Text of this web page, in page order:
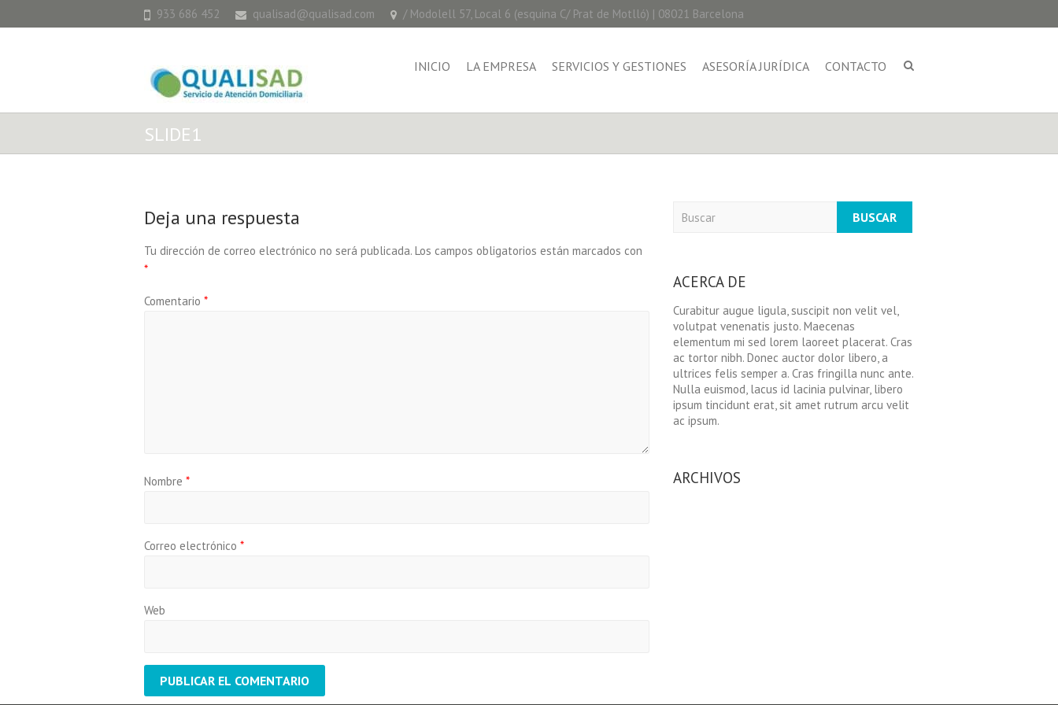
933 686 452 qualisad@qualisad.com / Modolell 57, Local 6 (esquina C/ Prat de Motlló) | 08021 Barcelona
INICIO LA EMPRESA SERVICIOS Y GESTIONES ASESORÍA JURÍDICA CONTACTO
SLIDE1
Deja una respuesta
Tu dirección de correo electrónico no será publicada. Los campos obligatorios están marcados con
*
Comentario *
Nombre *
Correo electrónico *
Web
ACERCA DE
Curabitur augue ligula, suscipit non velit vel,
volutpat venenatis justo. Maecenas
elementum mi sed lorem laoreet placerat. Cras
ac tortor nibh. Donec auctor dolor libero, a
ultrices felis semper a. Cras fringilla nunc ante.
Nulla euismod, lacus id lacinia pulvinar, libero
ipsum tincidunt erat, sit amet rutrum arcu velit
ac ipsum.
ARCHIVOS